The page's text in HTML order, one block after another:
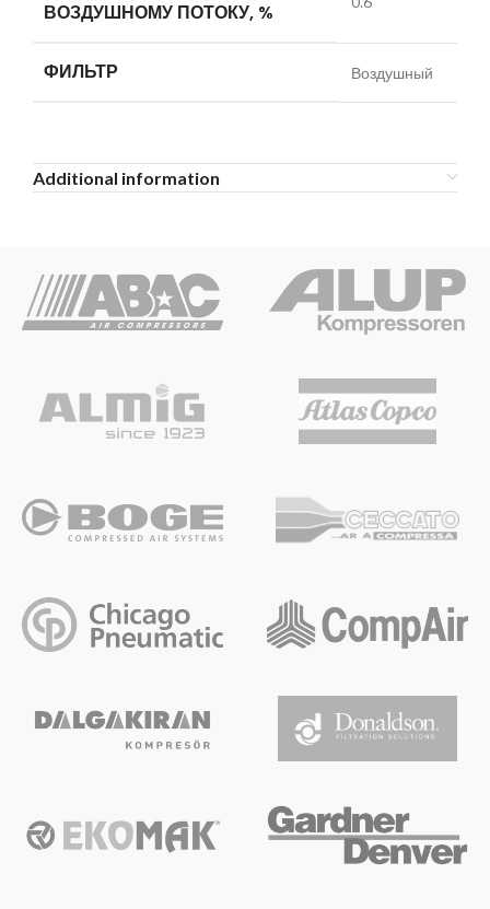
ВОЗДУШНОМУ ПОТОКУ, %
ФИЛЬТР Воздушный
Additional information